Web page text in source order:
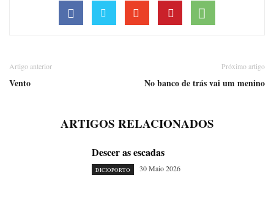
Artigo anterior
Vento
Próximo artigo
No banco de trás vai um menino
ARTIGOS RELACIONADOS
Descer as escadas
DICIOPORTO 30 Maio 2026